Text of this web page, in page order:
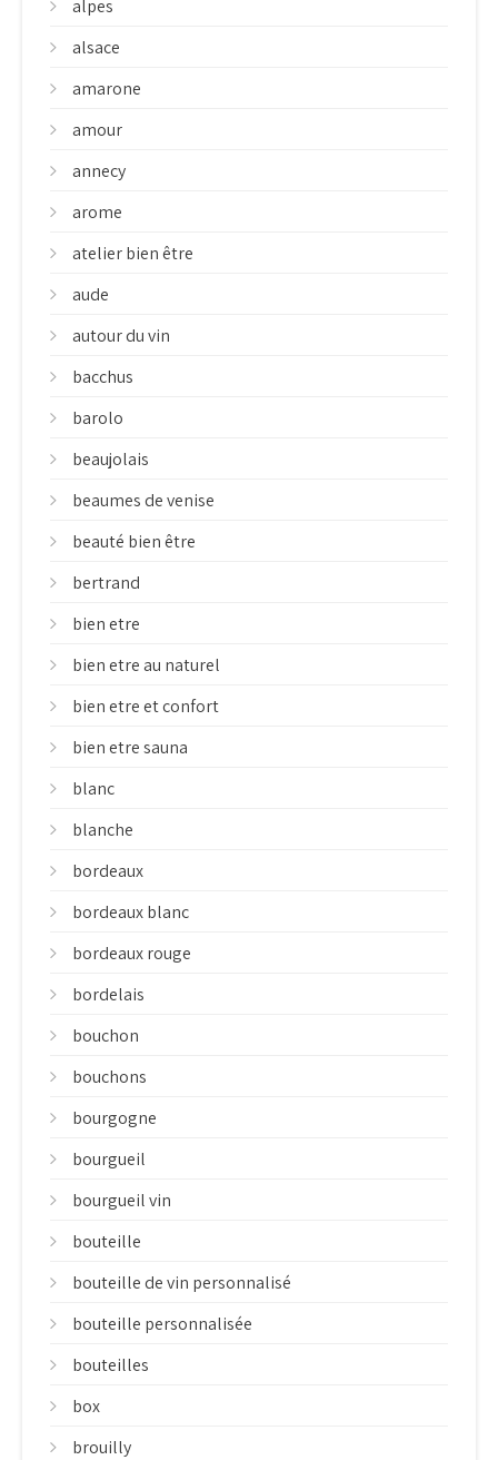
alpes
alsace
amarone
amour
annecy
arome
atelier bien être
aude
autour du vin
bacchus
barolo
beaujolais
beaumes de venise
beauté bien être
bertrand
bien etre
bien etre au naturel
bien etre et confort
bien etre sauna
blanc
blanche
bordeaux
bordeaux blanc
bordeaux rouge
bordelais
bouchon
bouchons
bourgogne
bourgueil
bourgueil vin
bouteille
bouteille de vin personnalisé
bouteille personnalisée
bouteilles
box
brouilly